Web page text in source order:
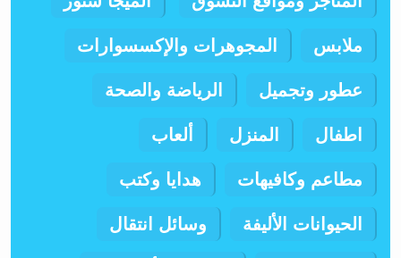
ملابس المجوهرات والإكسسوارات
عطور وتجميل الرياضة والصحة
اطفال المنزل ألعاب
مطاعم وكافيهات هدايا وكتب
الحيوانات الأليفة وسائل انتقال